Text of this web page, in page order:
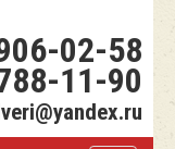
02-58
11-90